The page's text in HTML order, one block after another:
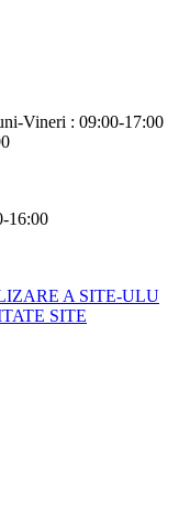
Vineri : 09:00-17:00
16:00
A SITE-ULU
SITE